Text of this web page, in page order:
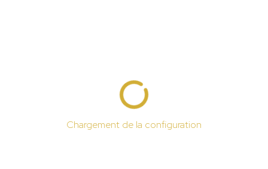
Chargement de la configuration